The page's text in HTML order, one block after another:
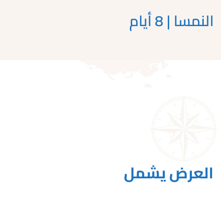
النمسا | 8 أيام
العرض يشمل